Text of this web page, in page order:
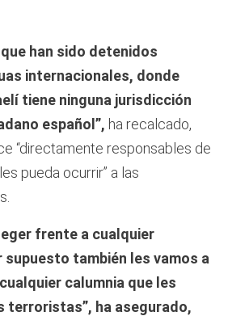
han sido detenidos
internacionales, donde
tiene ninguna jurisdicción
español”, ha recalcado,
“directamente responsables de
pueda ocurrir” a las
frente a cualquier
supuesto también les vamos a
calumnia que les
terroristas”, ha asegurado,